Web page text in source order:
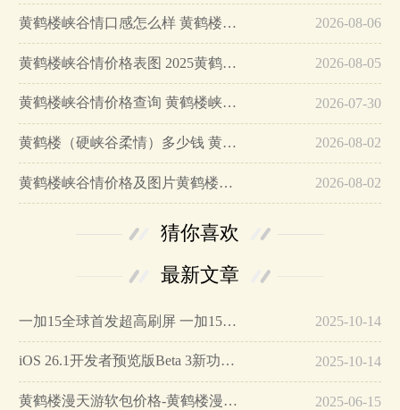
黄鹤楼峡谷情口感怎么样 黄鹤楼峡谷情价格一览… 2026-08-06
黄鹤楼峡谷情价格表图 2025黄鹤楼峡谷情种类大全… 2026-08-05
黄鹤楼峡谷情价格查询 黄鹤楼峡谷情多少钱一包… 2026-07-30
黄鹤楼（硬峡谷柔情）多少钱 黄鹤楼（硬峡谷柔情）价格表图… 2026-08-02
黄鹤楼峡谷情价格及图片黄鹤楼峡谷情有几种… 2026-08-02
猜你喜欢
最新文章
一加15全球首发超高刷屏 一加15参数详细配置… 2025-10-14
iOS 26.1开发者预览版Beta 3新功能详解… 2025-10-14
黄鹤楼漫天游软包价格-黄鹤楼漫天游软包多少钱一盒… 2025-06-15